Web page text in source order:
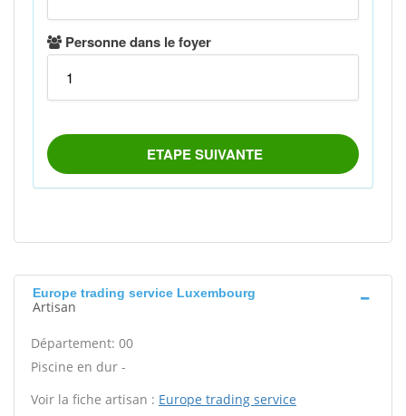
Europe trading service Luxembourg
Artisan
Département: 00
Piscine en dur -
Voir la fiche artisan : Europe trading service